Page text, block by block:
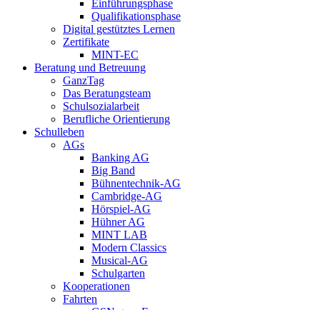
Einführungsphase
Qualifikationsphase
Digital gestütztes Lernen
Zertifikate
MINT-EC
Beratung und Betreuung
GanzTag
Das Beratungsteam
Schulsozialarbeit
Berufliche Orientierung
Schulleben
AGs
Banking AG
Big Band
Bühnentechnik-AG
Cambridge-AG
Hörspiel-AG
Hühner AG
MINT LAB
Modern Classics
Musical-AG
Schulgarten
Kooperationen
Fahrten